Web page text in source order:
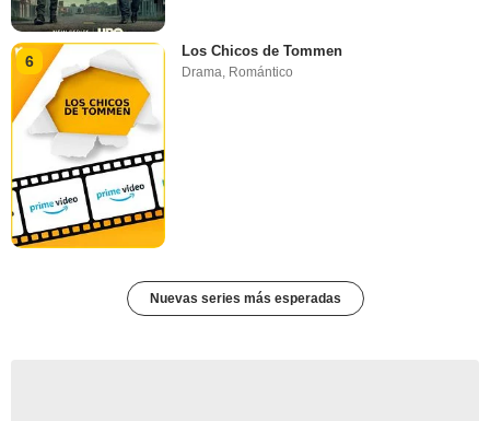
6
Los Chicos de Tommen
Drama, Romántico
Nuevas series más esperadas